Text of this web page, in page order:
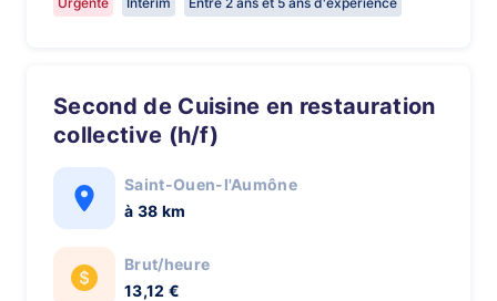
Second de Cuisine en restauration
collective (h/f)
Saint-Ouen-l'Aumône
à 38 km
Brut/heure
13,12 €